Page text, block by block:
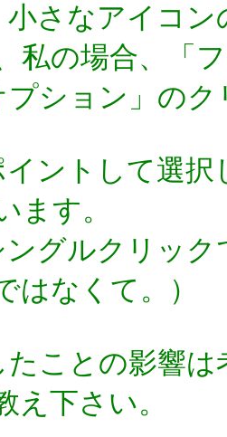
小さなアイコ
私の場合、「
プション」の
ントして選
ます。
ングルクリッ
なくて。）
たことの影響
え下さい。